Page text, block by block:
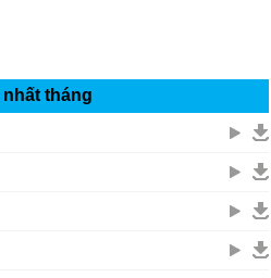
tháng